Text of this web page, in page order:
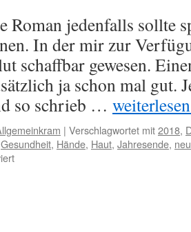
Roman jedenfalls sollte
In der mir zur
schaffbar gewesen.
ja schon mal gut.
so schrieb …
| Verschlagwortet mit2018,
Gesundheit, Hände, Haut, Jahresende,
für